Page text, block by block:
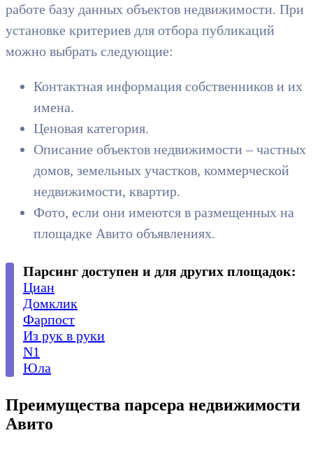
работе базу данных объектов недвижимости. При
установке критериев для отбора публикаций
можно выбрать следующие:
Контактная информация собственников и их
имена.
Ценовая категория.
Описание объектов недвижимости – частных
домов, земельных участков, коммерческой
недвижимости, квартир.
Фото, если они имеются в размещенных на
площадке Авито объявлениях.
Парсинг доступен и для других площадок:
Циан
Домклик
Фарпост
Из рук в руки
N1
Юла
Преимущества парсера недвижимости
Авито